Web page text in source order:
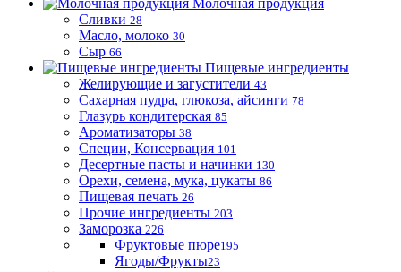
Молочная продукция
Сливки 28
Масло, молоко 30
Сыр 66
Пищевые ингредиенты
Желирующие и загустители 43
Сахарная пудра, глюкоза, айсинги 78
Глазурь кондитерская 85
Ароматизаторы 38
Специи, Консервация 101
Десертные пасты и начинки 130
Орехи, семена, мука, цукаты 86
Пищевая печать 26
Прочие ингредиенты 203
Заморозка 226
Фруктовые пюре195
Ягоды/Фрукты23